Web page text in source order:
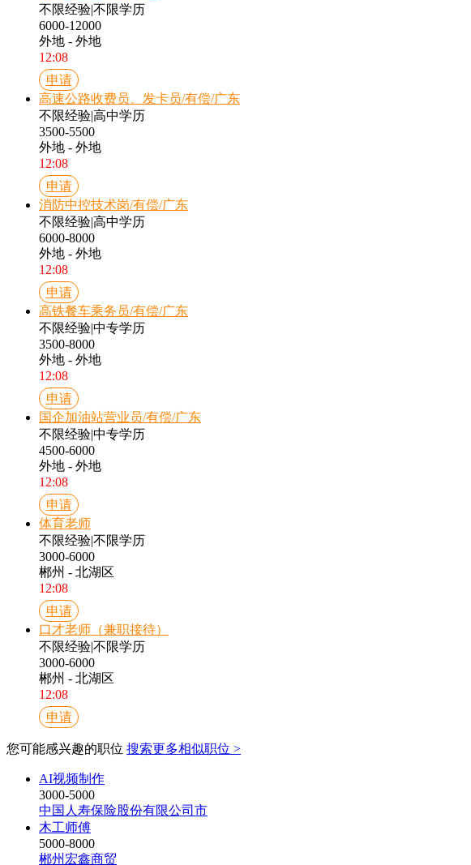
不限经验|不限学历
6000-12000
外地 - 外地
12:08
申请
高速公路收费员、发卡员/有偿/广东
不限经验|高中学历
3500-5500
外地 - 外地
12:08
申请
消防中控技术岗/有偿/广东
不限经验|高中学历
6000-8000
外地 - 外地
12:08
申请
高铁餐车乘务员/有偿/广东
不限经验|中专学历
3500-8000
外地 - 外地
12:08
申请
国企加油站营业员/有偿/广东
不限经验|中专学历
4500-6000
外地 - 外地
12:08
申请
体育老师
不限经验|不限学历
3000-6000
郴州 - 北湖区
12:08
申请
口才老师（兼职接待）
不限经验|不限学历
3000-6000
郴州 - 北湖区
12:08
申请
您可能感兴趣的职位 搜索更多相似职位 >
AI视频制作
3000-5000
中国人寿保险股份有限公司市
木工师傅
5000-8000
郴州宏鑫商贸